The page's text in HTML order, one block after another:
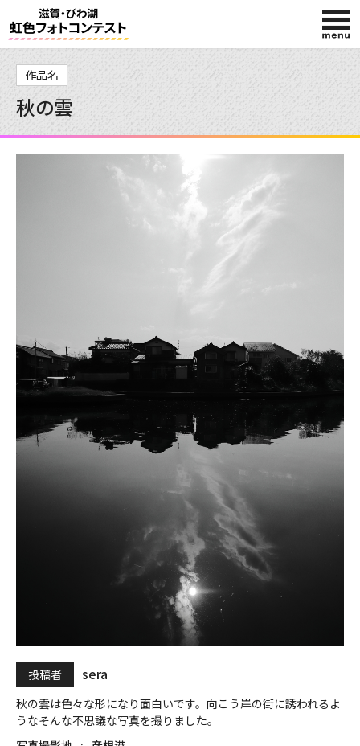
HOME
入賞作品
作品名
秋の雲
投稿者 sera
秋の雲は色々な形になり面白いです。向こう岸の街に誘われるよ
うなそんな不思議な写真を撮りました。